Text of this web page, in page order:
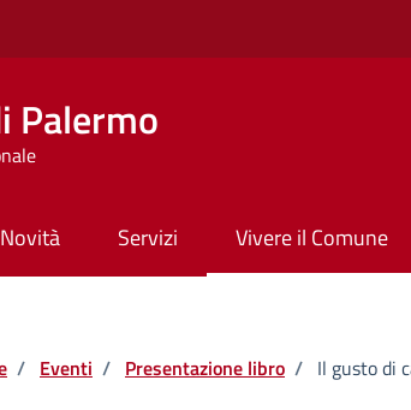
Palermo
Novità Servizi Vivere il Comune
/ Eventi / Presentazione libro / Il gusto di